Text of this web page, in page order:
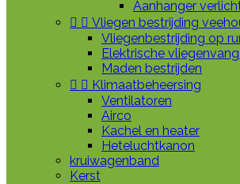
Aanhanger
  Vliegen bestrijding
Vliegenbestrijding op
Elektrische
Maden bestrijden
  Klimaatbeheersing
Ventilatoren
Airco
Kachel en heater
Heteluchtkanon
kruiwagenband
Kerst